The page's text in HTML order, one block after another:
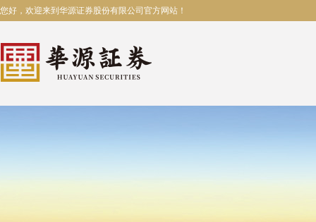
您好，欢迎来到华源证券股份有限公司官方网站！